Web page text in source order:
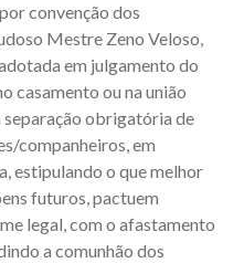
convenção dos
Mestre Zeno Veloso,
em julgamento do
casamento ou na união
obrigatória de
companheiros, em
estipulando o que melhor
futuros, pactuem
legal, com o afastamento
a comunhão dos